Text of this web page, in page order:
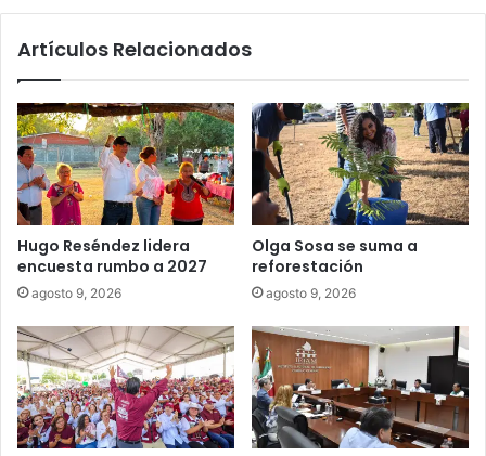
Artículos Relacionados
Hugo Reséndez lidera
encuesta rumbo a 2027
agosto 9, 2026
Olga Sosa se suma a
reforestación
agosto 9, 2026